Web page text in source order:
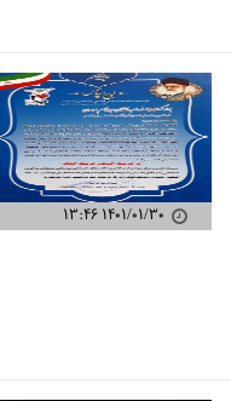
۱۴۰۱/۰۱/۳۰ ۱۳:۴۶